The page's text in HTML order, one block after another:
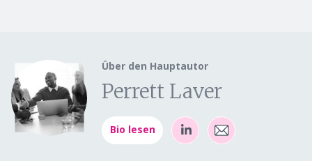
Über den Hauptautor
Perrett Laver
Bio lesen